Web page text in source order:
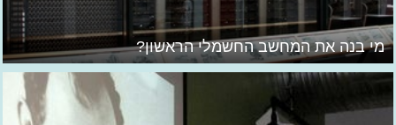
מי בנה את המחשב החשמלי הראשון?